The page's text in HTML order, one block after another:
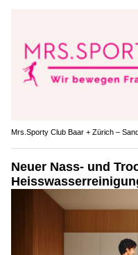
Mrs.Sporty Club Baar + Zürich –
Neuer Nass- und